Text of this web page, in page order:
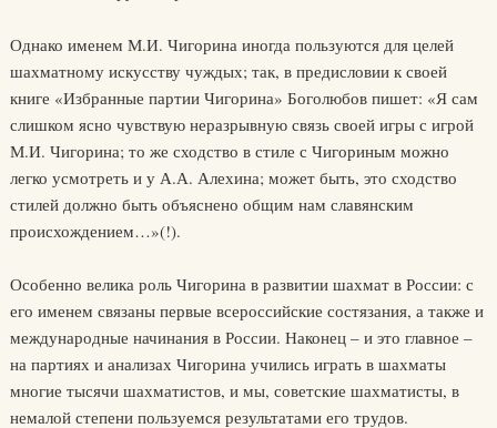
Однако именем М.И. Чигорина иногда пользуются для целей
шахматному искусству чуждых; так, в предисловии к своей
книге «Избранные партии Чигорина» Боголюбов пишет: «Я сам
слишком ясно чувствую неразрывную связь своей игры с игрой
М.И. Чигорина; то же сходство в стиле с Чигориным можно
легко усмотреть и у А.А. Алехина; может быть, это сходство
стилей должно быть объяснено общим нам славянским
происхождением…»(!).
Особенно велика роль Чигорина в развитии шахмат в России: с
его именем связаны первые всероссийские состязания, а также и
международные начинания в России. Наконец – и это главное –
на партиях и анализах Чигорина учились играть в шахматы
многие тысячи шахматистов, и мы, советские шахматисты, в
немалой степени пользуемся результатами его трудов.